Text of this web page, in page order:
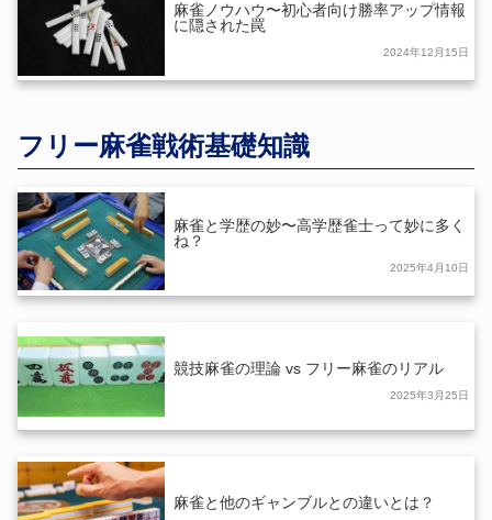
麻雀ノウハウ〜初心者向け勝率アップ情報
に隠された罠
2024年12月15日
フリー麻雀戦術基礎知識
麻雀と学歴の妙〜高学歴雀士って妙に多く
ね？
2025年4月10日
競技麻雀の理論 vs フリー麻雀のリアル
2025年3月25日
麻雀と他のギャンブルとの違いとは？